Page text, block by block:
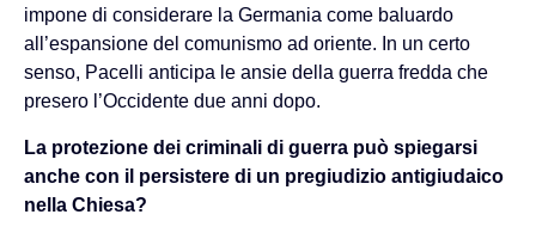
impone di considerare la Germania come baluardo
all’espansione del comunismo ad oriente. In un certo
senso, Pacelli anticipa le ansie della guerra fredda che
presero l’Occidente due anni dopo.
La protezione dei criminali di guerra può spiegarsi
anche con il persistere di un pregiudizio antigiudaico
nella Chiesa?